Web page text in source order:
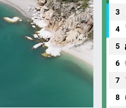
3
4
5
6
7
8